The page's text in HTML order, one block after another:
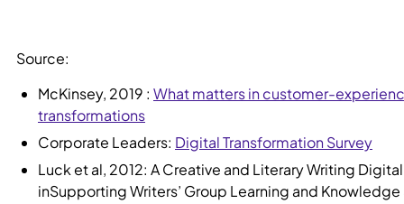
Source:
McKinsey, 2019 : What matters in customer-
transformations
Corporate Leaders: Digital Transformation Survey
Luck et al, 2012: A Creative and Literary Writing Digital
inSupporting Writers’ Group Learning and Knowledge